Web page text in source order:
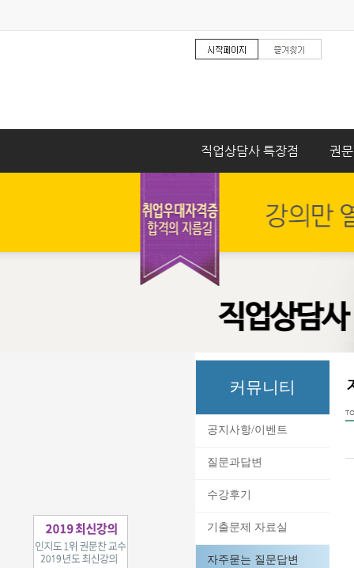
직업상담사 특장점 권
커뮤니티
공지사항/이벤트
질문과답변
수강후기
기출문제 자료실
자주묻는 질문답변